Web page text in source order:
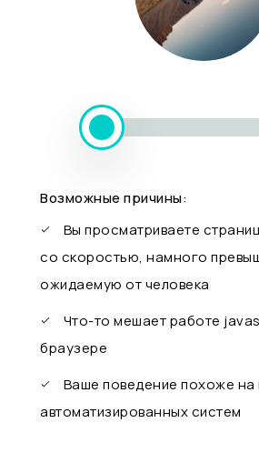
Возможные причины:
Вы просматриваете
со скоростью, намного
ожидаемую от человека
Что-то мешает работе
браузере
Ваше поведение похоже на
автоматизированных систем